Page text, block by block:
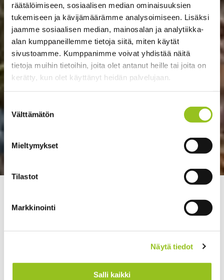
räätälöimiseen, sosiaalisen median ominaisuuksien
tukemiseen ja kävijämäärämme analysoimiseen. Lisäksi
jaamme sosiaalisen median, mainosalan ja analytiikka-
alan kumppaneillemme tietoja siitä, miten käytät
sivustoamme. Kumppanimme voivat yhdistää näitä
tietoja muihin tietoihin, joita olet antanut heille tai joita on
kerätty, kun olet käyttänyt heidän palvelujaan.
valinta
Välttämätön
Mieltymykset
Tilastot
Markkinointi
Näytä tiedot
Salli kaikki